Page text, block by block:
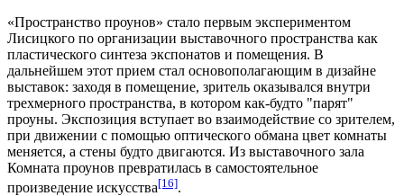
«Пространство проунов» стало первым экспериментом
Лисицкого по организации выставочного пространства как
пластического синтеза экспонатов и помещения. В
дальнейшем этот прием стал основополагающим в дизайне
выставок: заходя в помещение, зритель оказывался внутри
трехмерного пространства, в котором как-будто "парят"
проуны. Экспозиция вступает во взаимодействие со зрителем,
при движении с помощью оптического обмана цвет комнаты
меняется, а стены будто двигаются. Из выставочного зала
Комната проунов превратилась в самостоятельное
произведение искусства[16].